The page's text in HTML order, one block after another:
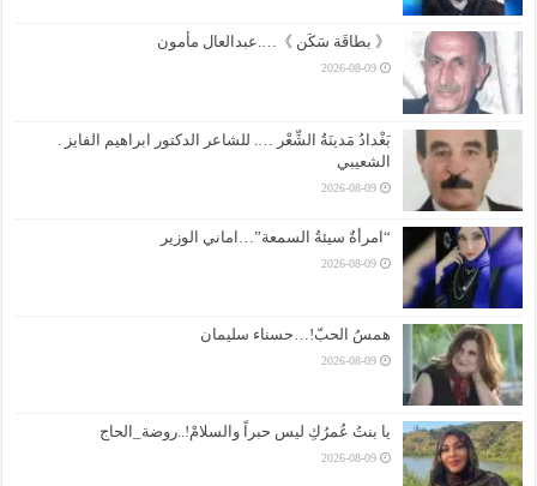
《 بطاقَة سَكَن 》….عبدالعال مأمون
2026-08-09
بَغْدادُ مَدينَةُ الشِّعْر …. للشاعر الدكتور ابراهيم الفايز .
الشعيبي
2026-08-09
“امرأةٌ سيئةُ السمعة”…اماني الوزير
2026-08-09
همسُ الحبّ!…حسناء سليمان
2026-08-09
يا بنتُ عُمرُكِ ليس حبراً والسلامْ!..روضة_الحاج
2026-08-09